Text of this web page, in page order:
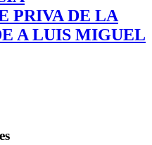
PRIVA DE LA
A LUIS MIGUEL